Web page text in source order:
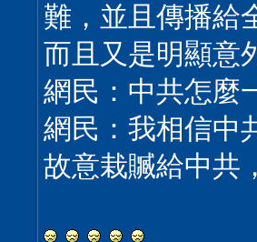
難，並且傳播給
而且又是明顯意
網民：中共怎麼
網民：我相信中
故意栽贓給中共